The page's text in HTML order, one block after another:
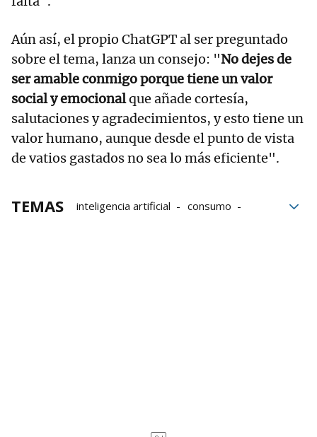
Aún así, el propio ChatGPT al ser preguntado
sobre el tema, lanza un consejo: "No dejes de
ser amable conmigo porque tiene un valor
social y emocionalque añade cortesía,
salutaciones y agradecimientos, y esto tiene un
valor humano, aunque desde el punto de vista
de vatios gastados no sea lo más eficiente".
TEMAS inteligencia artificial
consumo